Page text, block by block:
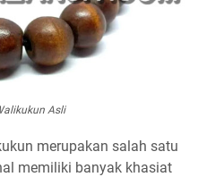
Asli
merupakan salah satu
memiliki banyak khasiat